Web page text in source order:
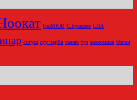
ОшМЮИ С.Букашев СПА
согуш суу чарба сынак туз экономика Өзгөн